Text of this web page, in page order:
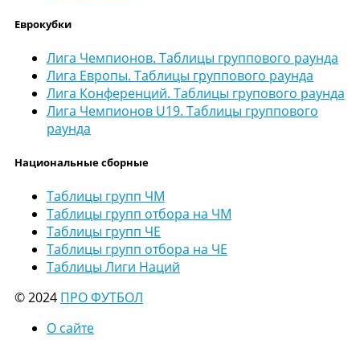
Еврокубки
Лига Чемпионов. Таблицы группового раунда
Лига Европы. Таблицы группового раунда
Лига Конференций. Таблицы групового раунда
Лига Чемпионов U19. Таблицы группового
раунда
Национальные сборные
Таблицы групп ЧМ
Таблицы групп отбора на ЧМ
Таблицы групп ЧЕ
Таблицы групп отбора на ЧЕ
Таблицы Лиги Наций
© 2024 ПРО ФУТБОЛ
О сайте